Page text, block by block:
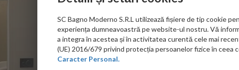
SC Bagno Moderno S.R.L utilizează fișiere de tip cookie
experiența dumneavoastră pe website-ul nostru. Vă
a integra în acestea și în activitatea curentă cele mai
(UE) 2016/679 privind protecția persoanelor fizice în ceea
Caracter Personal.